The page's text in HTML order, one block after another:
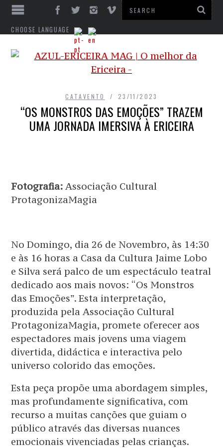
CHOOSE LANGUAGE
CATAVENTO 23/11/2023
“OS MONSTROS DAS EMOÇÕES” TRAZEM
UMA JORNADA IMERSIVA À ERICEIRA
Fotografia: Associação Cultural
ProtagonizaMagia
No Domingo, dia 26 de Novembro, às 14:30
e às 16 horas a Casa da Cultura Jaime Lobo
e Silva será palco de um espectáculo teatral
dedicado aos mais novos: “Os Monstros
das Emoções”. Esta interpretação,
produzida pela Associação Cultural
ProtagonizaMagia, promete oferecer aos
espectadores mais jovens uma viagem
divertida, didáctica e interactiva pelo
universo colorido das emoções.
Esta peça propõe uma abordagem simples,
mas profundamente significativa, com
recurso a muitas canções que guiam o
público através das diversas nuances
emocionais vivenciadas pelas crianças.